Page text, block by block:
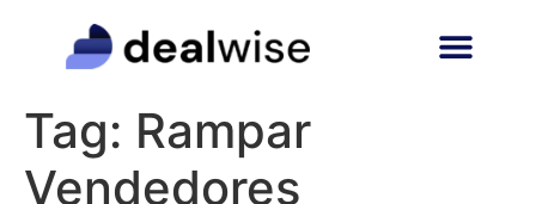
Tag: Rampar
Vendedores